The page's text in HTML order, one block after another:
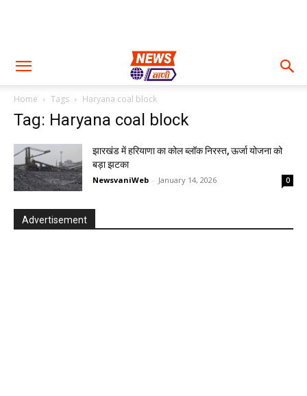
Home Tags Haryana coal block
Tag: Haryana coal block
झारखंड में हरियाणा का कोल ब्लॉक निरस्त, ऊर्जा योजना को
बड़ा झटका
NewsvaniWeb - January 14, 2026 0
Advertisement